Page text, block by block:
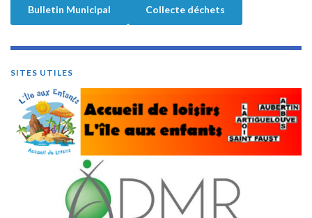
Bulletin Municipal Collecte déchets
SITES UTILES